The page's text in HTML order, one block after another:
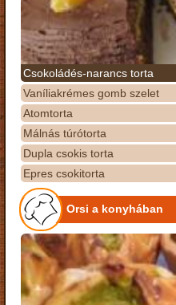
Csokoládés-narancs torta
Vaníliakrémes gomb szelet
Atomtorta
Málnás túrótorta
Dupla csokis torta
Epres csokitorta
Orsi a konyhában